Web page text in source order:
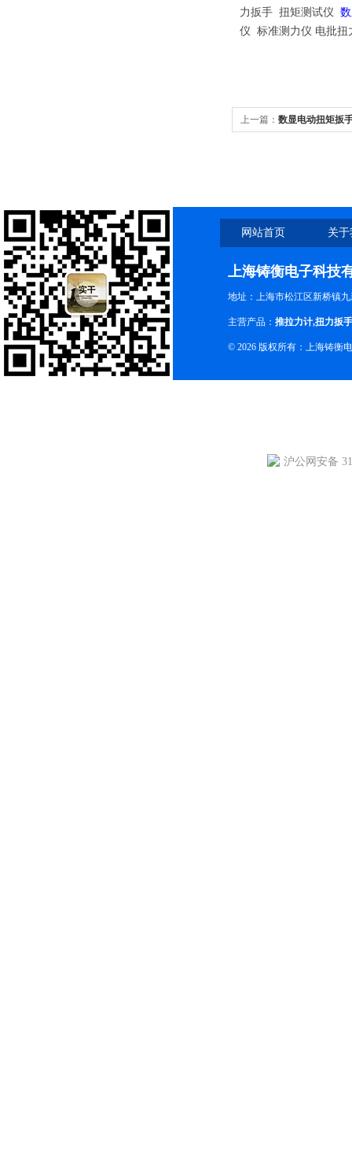
力扳手 扭矩测试仪
仪 标准测力仪 电批
上一篇： 数显电动扭矩扳
网站首页 关
上海铸衡电子科技
地址：上海市松江区新桥镇
主营产品： 推拉力计,扭力扳手
© 2026 版权所有：上海铸衡
沪公网安备